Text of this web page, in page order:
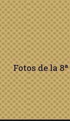
Fotos de la